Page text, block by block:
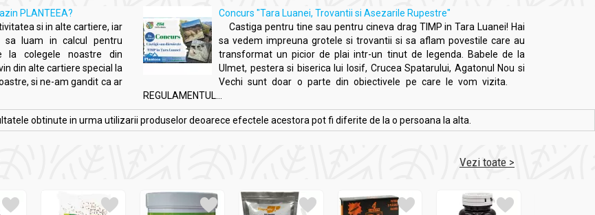
PLANTEEA?
si in alte cartiere, iar
luam in calcul pentru
la colegele noastre din
din alte cartiere special la
si ne-am gandit ca ar
Concurs "Tara Luanei, Trovantii si Asezarile Rupestre"
Castiga pentru tine sau pentru cineva drag TIMP in Tara Luanei! Hai
sa vedem impreuna grotele si trovantii si sa aflam povestile care au
transformat un picior de plai intr-un tinut de legenda. Babele de la
Ulmet, pestera si biserica lui Iosif, Crucea Spatarului, Agatonul Nou si
Vechi sunt doar o parte din obiectivele pe care le vom vizita.
REGULAMENTUL...
obtinute in urma utilizarii produselor deoarece efectele acestora pot fi diferite de la o persoana la alta.
Vezi toate >